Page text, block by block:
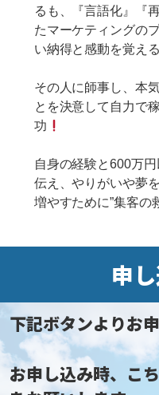
るも、『言語化』『
たマーケティングの
い納得と感動を覚える
その人に師事し、本
とを決意して自力で
功
自身の経験と600万
伝え、やりがいや夢
増やすために”集客の
申
下記ボタンよりお
お申し込み時、こ